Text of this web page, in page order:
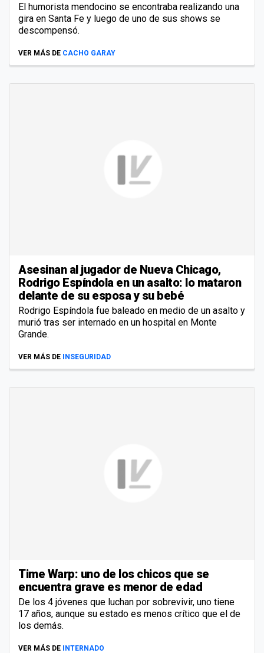
El humorista mendocino se encontraba realizando una
gira en Santa Fe y luego de uno de sus shows se
descompensó.
VER MÁS DE CACHO GARAY
Asesinan al jugador de Nueva Chicago,
Rodrigo Espíndola en un asalto: lo mataron
delante de su esposa y su bebé
Rodrigo Espíndola fue baleado en medio de un asalto y
murió tras ser internado en un hospital en Monte
Grande.
VER MÁS DE INSEGURIDAD
Time Warp: uno de los chicos que se
encuentra grave es menor de edad
De los 4 jóvenes que luchan por sobrevivir, uno tiene
17 años, aunque su estado es menos crítico que el de
los demás.
VER MÁS DE INTERNADO